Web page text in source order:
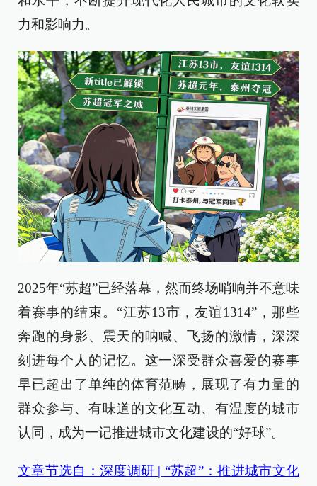
力和影响力。
2025年“苏超”已经落幕，然而终场哨响并不意味
着赛事的结束。“江苏13市，友谊1314”，那些
奔跑的身影、震天的呐喊、飞扬的激情，深深
刻进每个人的记忆。这一深受群众喜爱的赛事
早已超出了单纯的体育范畴，展现了有力量的
群众参与、有味道的文化互动、有温度的城市
认同，成为一记推进城市文化建设的“好球”。
文章节选自：深度调研 | “苏超”：推进城市文化